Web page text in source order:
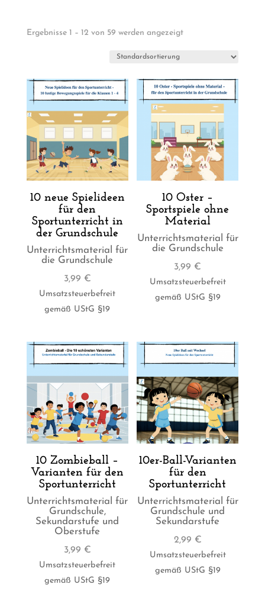
Ergebnisse 1 – 12 von 59 werden angezeigt
10 neue Spielideen
für den
Sportunterricht in
der Grundschule
Unterrichtsmaterial für
die Grundschule
3,99 €
Umsatzsteuerbefreit
gemäß UStG §19
10 Oster –
Sportspiele ohne
Material
Unterrichtsmaterial für
die Grundschule
3,99 €
Umsatzsteuerbefreit
gemäß UStG §19
10 Zombieball –
Varianten für den
Sportunterricht
Unterrichtsmaterial für
Grundschule,
Sekundarstufe und
Oberstufe
3,99 €
Umsatzsteuerbefreit
gemäß UStG §19
10er-Ball-Varianten
für den
Sportunterricht
Unterrichtsmaterial für
Grundschule und
Sekundarstufe
2,99 €
Umsatzsteuerbefreit
gemäß UStG §19